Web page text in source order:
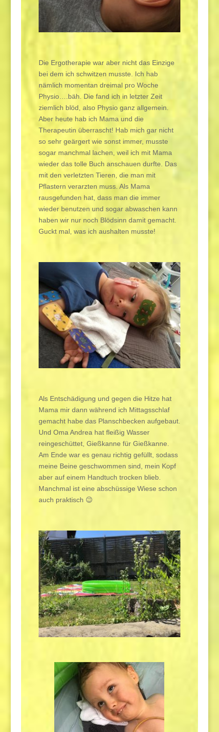
Die Ergotherapie war aber nicht das Einzige
bei dem ich schwitzen musste. Ich hab
nämlich momentan dreimal pro Woche
Physio….bäh. Die fand ich in letzter Zeit
ziemlich blöd, also Physio ganz allgemein.
Aber heute hab ich Mama und die
Therapeutin überrascht! Hab mich gar nicht
so sehr geärgert wie sonst immer, musste
sogar manchmal lachen, weil ich mit Mama
wieder das tolle Buch anschauen durfte. Das
mit den verletzten Tieren, die man mit
Pflastern verarzten muss. Als Mama
rausgefunden hat, dass man die immer
wieder benutzen und sogar abwaschen kann
haben wir nur noch Blödsinn damit gemacht.
Guckt mal, was ich aushalten musste!
Als Entschädigung und gegen die Hitze hat
Mama mir dann während ich Mittagsschlaf
gemacht habe das Planschbecken aufgebaut.
Und Oma Andrea hat fleißig Wasser
reingeschüttet, Gießkanne für Gießkanne.
Am Ende war es genau richtig gefüllt, sodass
meine Beine geschwommen sind, mein Kopf
aber auf einem Handtuch trocken blieb.
Manchmal ist eine abschüssige Wiese schon
auch praktisch 😉